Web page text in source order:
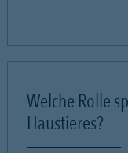
Welche Rolle
Haustieres?